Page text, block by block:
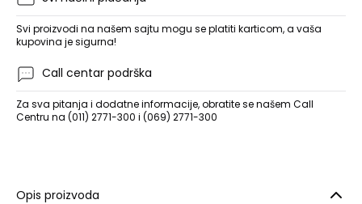
Svi proizvodi na našem sajtu mogu se platiti karticom, a vaša
kupovina je sigurna!
Call centar podrška
Za sva pitanja i dodatne informacije, obratite se našem Call
Centru na (011) 2771-300 i (069) 2771-300
Opis proizvoda